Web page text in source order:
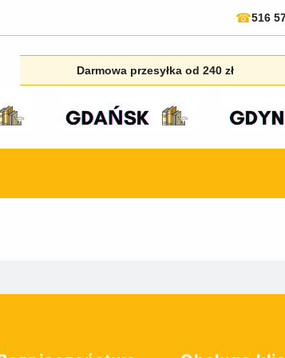
☎516
Darmowa przesyłka od 240 zł